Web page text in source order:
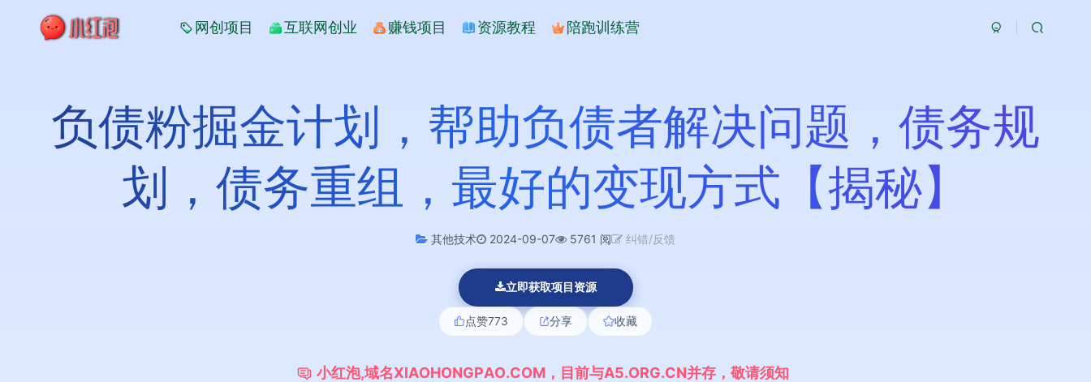
网创项目 互联网创业 赚钱项目 资源教程 陪跑训练营
负债粉掘金计划，帮助负债者解决问题，债务规
划，债务重组，最好的变现方式【揭秘】
其他技术 2024-09-07 5761 阅 纠错/反馈
立即获取项目资源
点赞773 分享 收藏
小红泡,域名XIAOHONGPAO.COM ， 目 前与A5.ORG.CN并存 ， 敬请须知